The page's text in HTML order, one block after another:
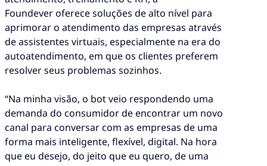
Foundever oferece soluções de alto nível para
aprimorar o atendimento das empresas através
de assistentes virtuais, especialmente na era do
autoatendimento, em que os clientes preferem
resolver seus problemas sozinhos.
“Na minha visão, o bot veio respondendo uma
demanda do consumidor de encontrar um novo
canal para conversar com as empresas de uma
forma mais inteligente, flexível, digital. Na hora
que eu desejo, do jeito que eu quero, de uma